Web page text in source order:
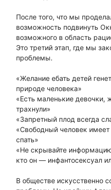
После того, что мы
возможность подвинуть
возможного в область
Это третий этап, где мы
проблемы.
«Желание ебать детей
природе человека»
«Есть маленькие девочки,
трахнули»
«Запретный плод всегда
«Свободный человек
спать»
«Не скрывайте
кто он — инфантосексуал
В обществе искусственно